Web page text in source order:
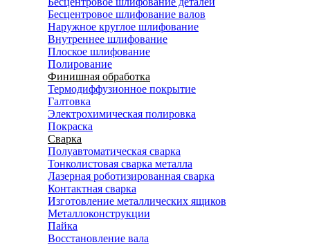
Бесцентровое шлифование валов
Наружное круглое шлифование
Внутреннее шлифование
Плоское шлифование
Полирование
Финишная обработка
Термодиффузионное покрытие
Галтовка
Электрохимическая полировка
Покраска
Сварка
Полуавтоматическая сварка
Тонколистовая сварка металла
Лазерная роботизированная сварка
Контактная сварка
Изготовление металлических ящиков
Металлоконструкции
Пайка
Восстановление вала